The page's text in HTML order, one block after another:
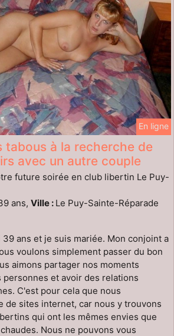
En ligne
tabous à la recherche de
avec un autre couple
future soirée en club libertin Le Puy-
ans, Ville : Le Puy-Sainte-Réparade
39 ans et je suis mariée. Mon conjoint a
voulons simplement passer du bon
aimons partager nos moments
personnes et avoir des relations
C'est pour cela que nous
de sites internet, car nous y trouvons
qui ont les mêmes envies que
Nous ne pouvons vous